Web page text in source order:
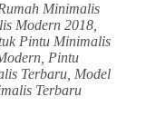
Minimalis
Modern 2018,
Pintu Minimalis
Pintu
Terbaru, Model
Terbaru